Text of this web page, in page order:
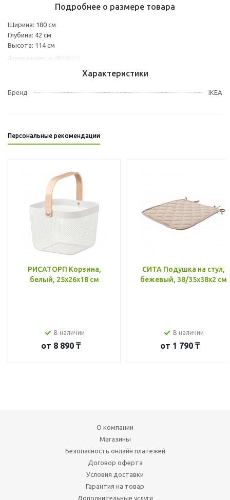
Подробнее о размере товара
Ширина: 180 см
Глубина: 42 см
Высота: 114 см
Характеристики
Бренд IKEA
Персональные рекомендации
РИСАТОРП Корзина,
белый, 25x26x18 см
В наличии
от 8 890 ₸
СИТА Подушка на стул,
бежевый, 38/35x38x2 см
В наличии
от 1 790 ₸
О компании
Магазины
Безопасность онлайн платежей
Договор оферта
Условия доставки
Гарантия на товар
Дополнительные услуги